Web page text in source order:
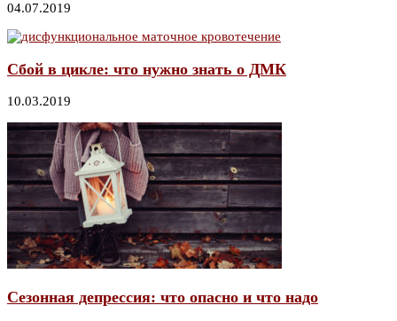
04.07.2019
Сбой в цикле: что нужно знать о ДМК
10.03.2019
Сезонная депрессия: что опасно и что надо